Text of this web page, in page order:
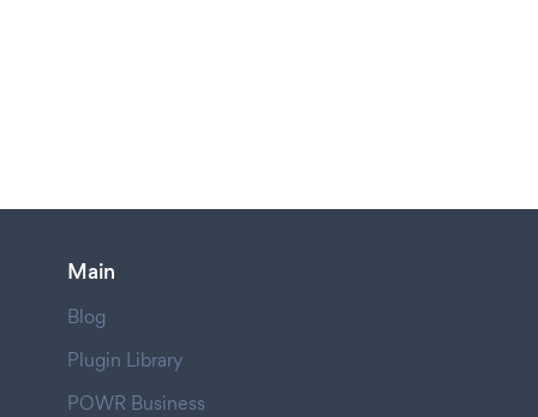
Main
Blog
Plugin Library
POWR Business